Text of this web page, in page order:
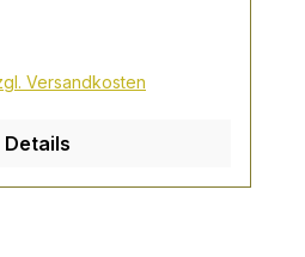
Fettsäuren 18
davon Zucker 3,5g
13,0 g Salz 1,8 g
Versandkosten
Details